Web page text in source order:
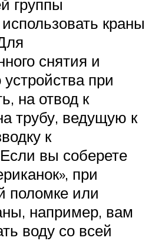
группы
краны
снятия и
при
на отвод к
трубу, ведущую к
к
вы соберете
при
поломке или
например, вам
воду со всей